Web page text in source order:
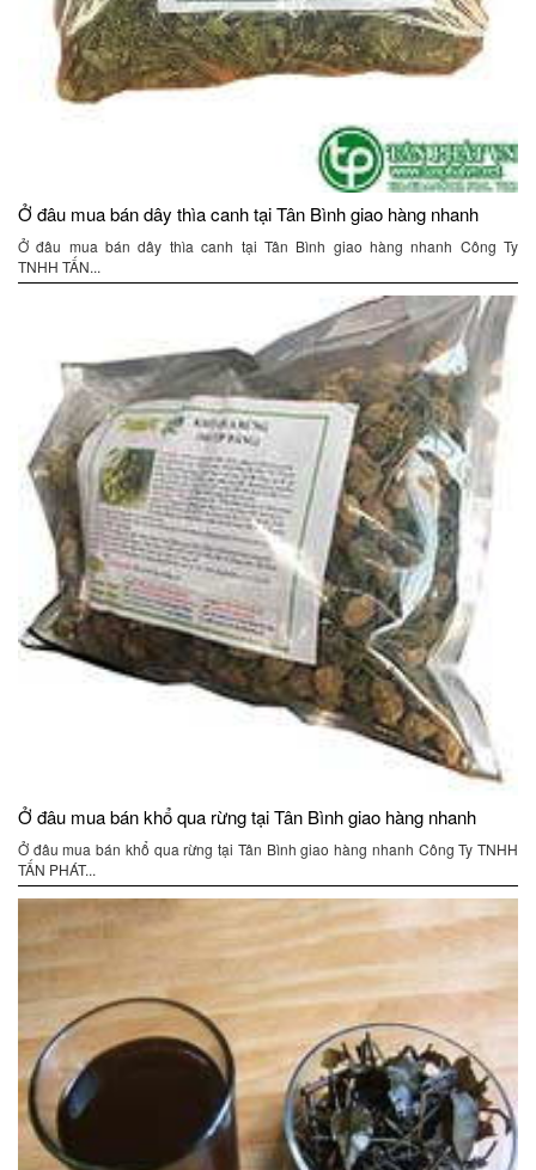
Ở đâu mua bán dây thìa canh tại Tân Bình giao hàng nhanh
Ở đâu mua bán dây thìa canh tại Tân Bình giao hàng nhanh Công Ty
TNHH TẤN...
Ở đâu mua bán khổ qua rừng tại Tân Bình giao hàng nhanh
Ở đâu mua bán khổ qua rừng tại Tân Bình giao hàng nhanh Công Ty TNHH
TẤN PHÁT...